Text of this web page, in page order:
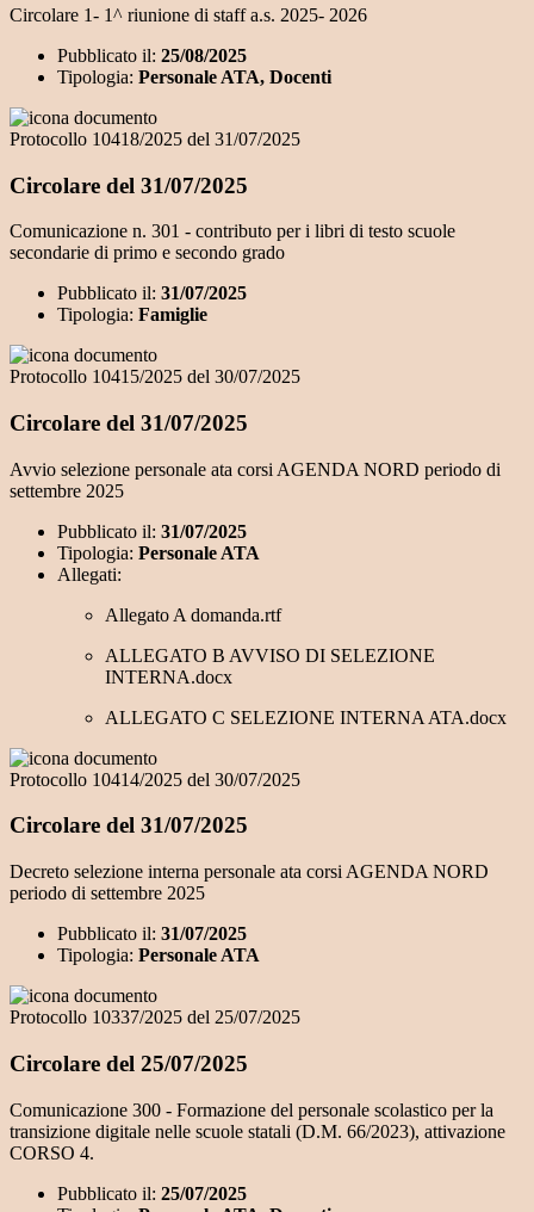
Circolare 1- 1^ riunione di staff a.s. 2025- 2026
Pubblicato il: 25/08/2025
Tipologia: Personale ATA, Docenti
Protocollo 10418/2025 del 31/07/2025
Circolare del 31/07/2025
Comunicazione n. 301 - contributo per i libri di testo scuole
secondarie di primo e secondo grado
Pubblicato il: 31/07/2025
Tipologia: Famiglie
Protocollo 10415/2025 del 30/07/2025
Circolare del 31/07/2025
Avvio selezione personale ata corsi AGENDA NORD periodo di
settembre 2025
Pubblicato il: 31/07/2025
Tipologia: Personale ATA
Allegati:
Allegato A domanda.rtf
ALLEGATO B AVVISO DI SELEZIONE
INTERNA.docx
ALLEGATO C SELEZIONE INTERNA ATA.docx
Protocollo 10414/2025 del 30/07/2025
Circolare del 31/07/2025
Decreto selezione interna personale ata corsi AGENDA NORD
periodo di settembre 2025
Pubblicato il: 31/07/2025
Tipologia: Personale ATA
Protocollo 10337/2025 del 25/07/2025
Circolare del 25/07/2025
Comunicazione 300 - Formazione del personale scolastico per la
transizione digitale nelle scuole statali (D.M. 66/2023), attivazione
CORSO 4.
Pubblicato il: 25/07/2025